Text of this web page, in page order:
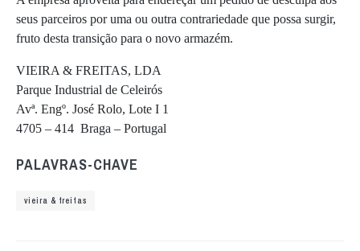
seus parceiros por uma ou outra contrariedade que possa surgir,
fruto desta transição para o novo armazém.
VIEIRA & FREITAS, LDA
Parque Industrial de Celeirós
Avª. Engº. José Rolo, Lote I 1
4705 – 414 Braga – Portugal
PALAVRAS-CHAVE
vieira & freitas